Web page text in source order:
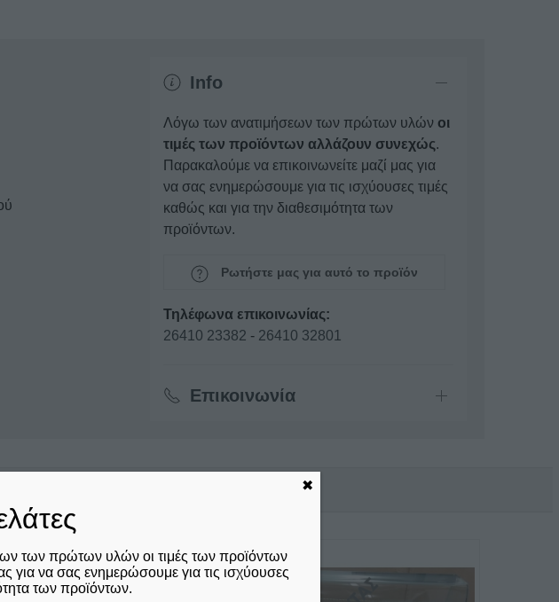
Info
Λόγω των ανατιμήσεων των πρώτων υλών οι
τιμές των προϊόντων αλλάζουν συνεχώς.
Παρακαλούμε να επικοινωνείτε μαζί μας για
να σας ενημερώσουμε για τις ισχύουσες τιμές
καθώς και για την διαθεσιμότητα των
προϊόντων.
Ρωτήστε μας για αυτό το προϊόν
Τηλέφωνα επικοινωνίας:
26410 23382 - 26410 32801
Επικοινωνία
των πρώτων υλών οι τιμές των προϊόντων
για να σας ενημερώσουμε για τις ισχύουσες
των προϊόντων.
✖